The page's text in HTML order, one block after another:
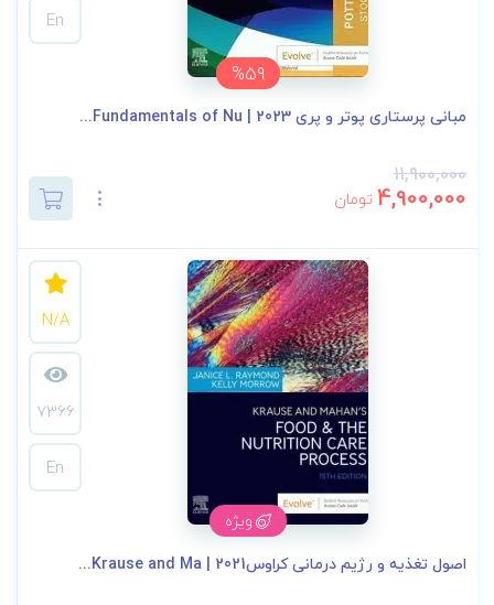
%59
En
مبانی پرستاری پوتر و پری 2023 | Fundamentals of Nu...
11,900,000
4,900,000 تومان
ویژه
N/A
7366
En
اصول تغذیه و رژیم درمانی کراوس2021 | Krause and Ma...